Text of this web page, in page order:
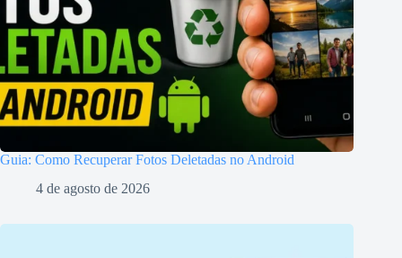
Guia: Como Recuperar Fotos Deletadas no Android
4 de agosto de 2026